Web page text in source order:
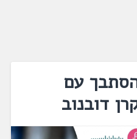
שהסתבך עם
דובנוב